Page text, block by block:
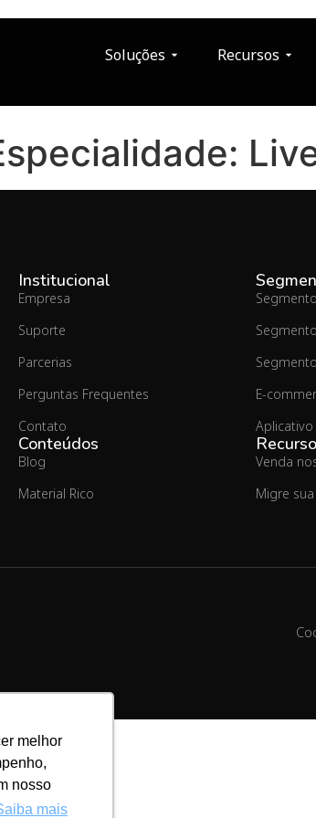
melhor
nosso
mais
Soluções Recursos
Institucional
Empresa
Suporte
Parcerias
Perguntas Frequentes
Contato
Conteúdos
Blog
Material Rico
E-
Venda
Migre